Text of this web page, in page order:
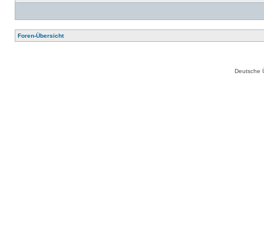
Foren-Übersicht
Deutsche